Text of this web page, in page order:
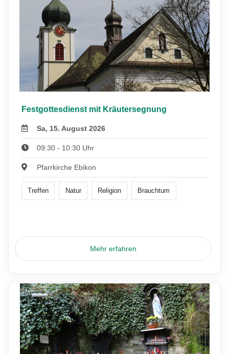
Festgottesdienst mit Kräutersegnung
Sa, 15. August 2026
09:30 - 10:30 Uhr
Pfarrkirche Ebikon
Treffen Natur Religion Brauchtum
Mehr erfahren